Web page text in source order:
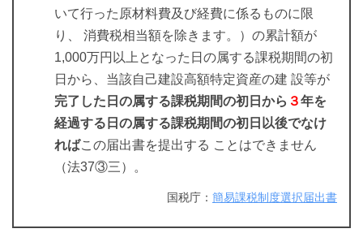
いて行った原材料費及び経費に係るものに限
り、 消費税相当額を除きます。）の累計額が
1,000万円以上となった日の属する課税期間の初
日から、当該自己建設高額特定資産の建 設等が
完了した日の属する課税期間の初日から ３年を
経過する日の属する課税期間の初日以後でなけ
ればこの届出書を提出する ことはできません
（法37③三）。
国税庁： 簡易課税制度選択届出書